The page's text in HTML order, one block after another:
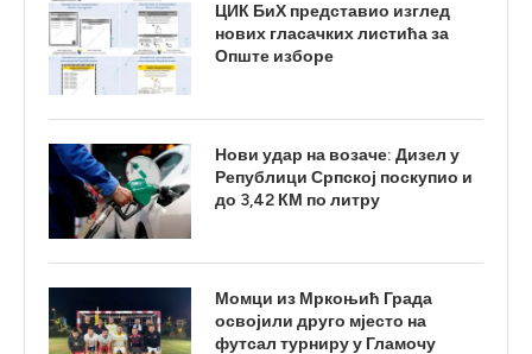
ЦИК БиХ представио изглед
нових гласачких листића за
Опште изборе
Нови удар на возаче: Дизел у
Републици Српској поскупио и
до 3,42 КМ по литру
Момци из Мркоњић Града
освојили друго мјесто на
футсал турниру у Гламочу